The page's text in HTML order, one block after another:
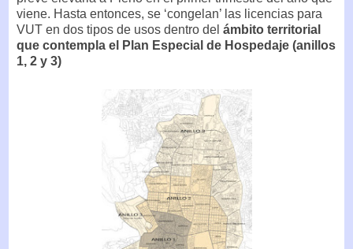
viene. Hasta entonces, se ‘congelan’ las licencias para
VUT en dos tipos de usos dentro del ámbito territorial
que contempla el Plan Especial de Hospedaje (anillos
1, 2 y 3)